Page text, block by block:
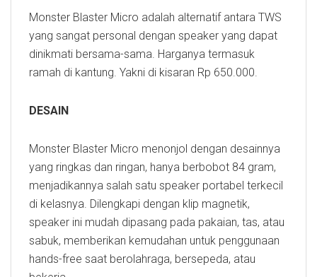
Monster Blaster Micro adalah alternatif antara TWS
yang sangat personal dengan speaker yang dapat
dinikmati bersama-sama. Harganya termasuk
ramah di kantung. Yakni di kisaran Rp 650.000.
DESAIN
Monster Blaster Micro menonjol dengan desainnya
yang ringkas dan ringan, hanya berbobot 84 gram,
menjadikannya salah satu speaker portabel terkecil
di kelasnya. Dilengkapi dengan klip magnetik,
speaker ini mudah dipasang pada pakaian, tas, atau
sabuk, memberikan kemudahan untuk penggunaan
hands-free saat berolahraga, bersepeda, atau